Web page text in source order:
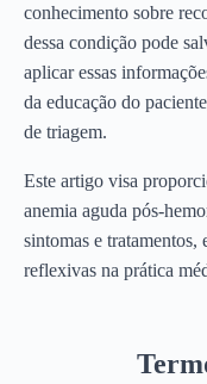
conhecimento sobre
dessa condição pode
aplicar essas
da educação do
de triagem.
Este artigo visa
anemia aguda pós-
sintomas e tratamentos,
reflexivas na prática